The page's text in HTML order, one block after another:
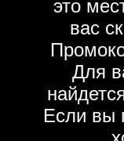
это
вас
Для
Если вы